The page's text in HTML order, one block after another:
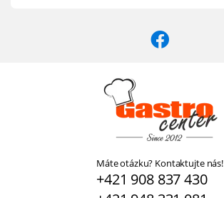
Máte otázku? Kontaktujte nás!
+421 908 837 430